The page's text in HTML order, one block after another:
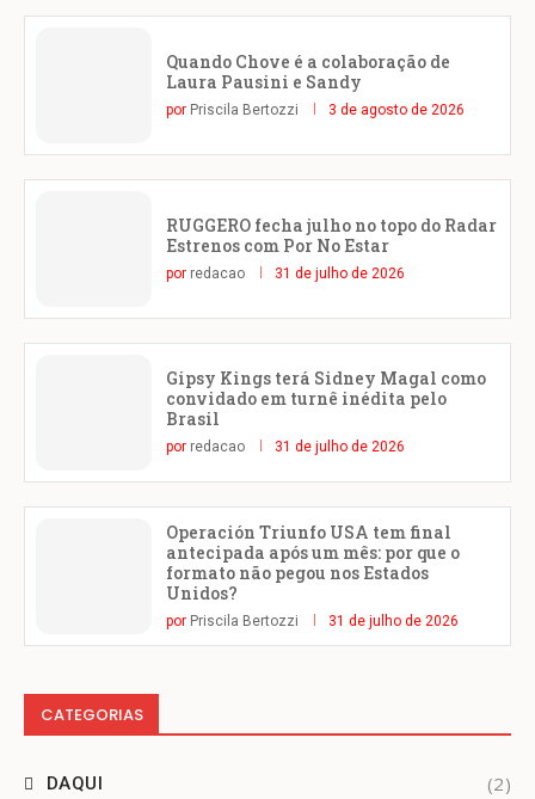
Quando Chove é a colaboração de
Laura Pausini e Sandy
por Priscila Bertozzi 3 de agosto de 2026
RUGGERO fecha julho no topo do Radar
Estrenos com Por No Estar
por redacao 31 de julho de 2026
Gipsy Kings terá Sidney Magal como
convidado em turnê inédita pelo
Brasil
por redacao 31 de julho de 2026
Operación Triunfo USA tem final
antecipada após um mês: por que o
formato não pegou nos Estados
Unidos?
por Priscila Bertozzi 31 de julho de 2026
CATEGORIAS
DAQUI (2)